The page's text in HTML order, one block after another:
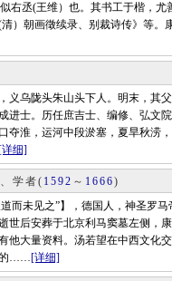
右丞(王维）也。其书工于楷，
）朝画徵续录、别裁诗传》等。
乌陇头朱山头下人。明末，其
进士。历任庶吉士、编修、弘文
夺淮，运河中段淤塞，夏旱秋涝
[详细]
学者( 1592 ～ 1666)
未见之”】，德国人，神圣罗
世后安葬于北京利马窦墓左侧，
他大量资料。汤若望在中西文化
的……[详细]